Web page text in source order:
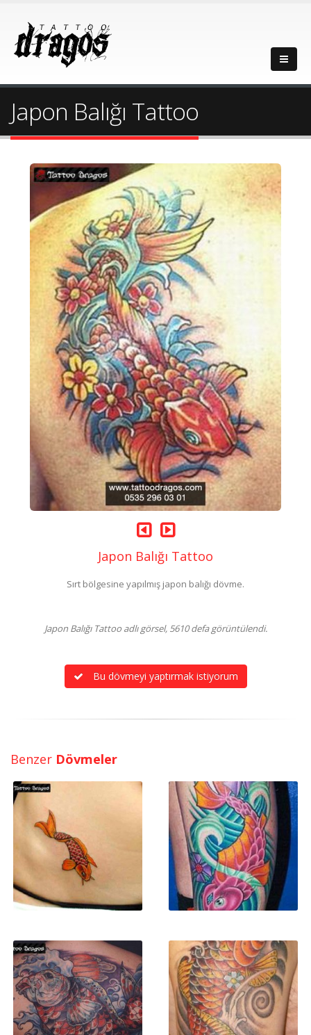
Japon Balığı Tattoo
Japon Balığı Tattoo
Sırt bölgesine yapılmış japon balığı dövme.
Japon Balığı Tattoo adlı görsel, 5610 defa görüntülendi.
Bu dövmeyi yaptırmak istiyorum
Benzer Dövmeler